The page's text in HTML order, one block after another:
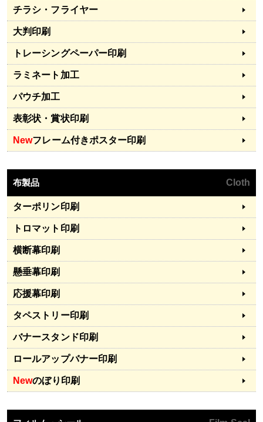
チラシ・フライヤー
大判印刷
トレーシングペーパー印刷
ラミネート加工
パウチ加工
表彰状・賞状印刷
Newフレーム付きポスター印刷
布製品 Cloth
ターポリン印刷
トロマット印刷
横断幕印刷
懸垂幕印刷
応援幕印刷
タペストリー印刷
バナースタンド印刷
ロールアップバナー印刷
Newのぼり印刷